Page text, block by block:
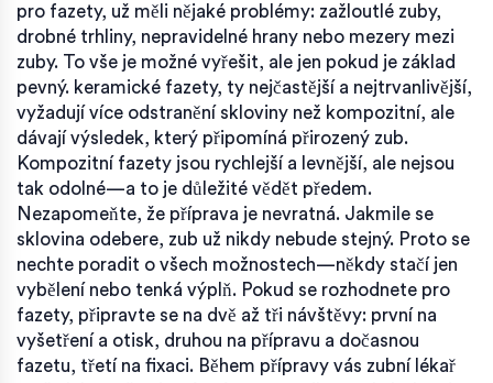
pro fazety, už měli nějaké problémy: zažloutlé zuby,
drobné trhliny, nepravidelné hrany nebo mezery mezi
zuby. To vše je možné vyřešit, ale jen pokud je základ
pevný. keramické fazety, ty nejčastější a nejtrvanlivější,
vyžadují více odstranění skloviny než kompozitní, ale
dávají výsledek, který připomíná přirozený zub.
Kompozitní fazety jsou rychlejší a levnější, ale nejsou
tak odolné—a to je důležité vědět předem.
Nezapomeňte, že příprava je nevratná. Jakmile se
sklovina odebere, zub už nikdy nebude stejný. Proto se
nechte poradit o všech možnostech—někdy stačí jen
vybělení nebo tenká výplň. Pokud se rozhodnete pro
fazety, připravte se na dvě až tři návštěvy: první na
vyšetření a otisk, druhou na přípravu a dočasnou
fazetu, třetí na fixaci. Během přípravy vás zubní lékař